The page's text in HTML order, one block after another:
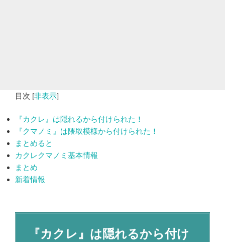
目次 [非表示]
『カクレ』は隠れるから付けられた！
『クマノミ』は隈取模様から付けられた！
まとめると
カクレクマノミ基本情報
まとめ
新着情報
『カクレ』 は隠れるから付け